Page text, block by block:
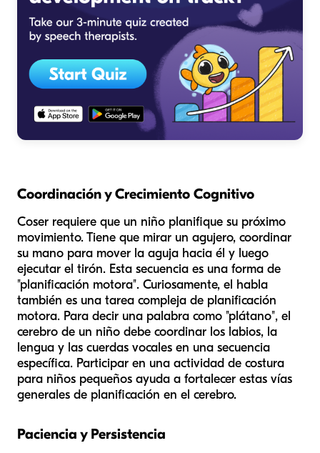
Coordinación y Crecimiento Cognitivo
Coser requiere que un niño planifique su próximo
movimiento. Tiene que mirar un agujero, coordinar
su mano para mover la aguja hacia él y luego
ejecutar el tirón. Esta secuencia es una forma de
"planificación motora". Curiosamente, el habla
también es una tarea compleja de planificación
motora. Para decir una palabra como "plátano", el
cerebro de un niño debe coordinar los labios, la
lengua y las cuerdas vocales en una secuencia
específica. Participar en una actividad de costura
para niños pequeños ayuda a fortalecer estas vías
generales de planificación en el cerebro.
Paciencia y Persistencia